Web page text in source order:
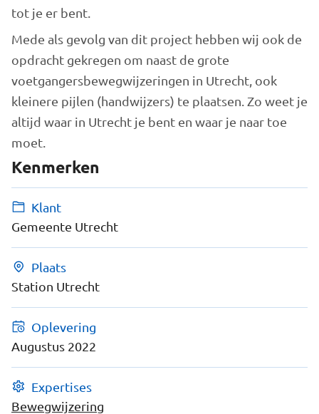
tot je er bent.
Mede als gevolg van dit project hebben wij ook de
opdracht gekregen om naast de grote
voetgangersbewegwijzeringen in Utrecht, ook
kleinere pijlen (handwijzers) te plaatsen. Zo weet je
altijd waar in Utrecht je bent en waar je naar toe
moet.
Kenmerken
Klant
Gemeente Utrecht
Plaats
Station Utrecht
Oplevering
Augustus 2022
Expertises
Bewegwijzering